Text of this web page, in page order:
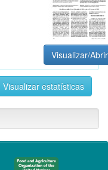
Visualizar/Abrir
Visualizar estatísticas